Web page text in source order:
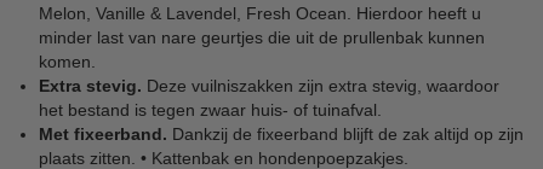
Melon, Vanille & Lavendel, Fresh Ocean. Hierdoor heeft u
minder last van nare geurtjes die uit de prullenbak kunnen
komen.
Extra stevig. Deze vuilniszakken zijn extra stevig, waardoor
het bestand is tegen zwaar huis- of tuinafval.
Met fixeerband. Dankzij de fixeerband blijft de zak altijd op zijn
plaats zitten. • Kattenbak en hondenpoepzakjes.